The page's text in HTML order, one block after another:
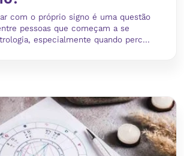
com o próprio signo é uma questão
pessoas que começam a se
especialmente quando perc...